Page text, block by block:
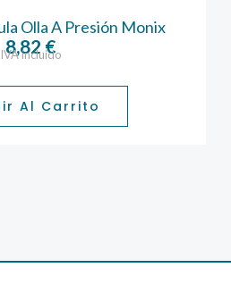
Olla A Presión Monix
8,82 €
IVA incluido
Al Carrito